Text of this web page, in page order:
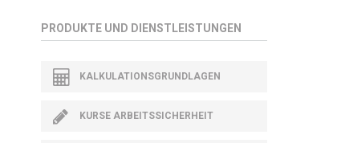
PRODUKTE UND DIENSTLEISTUNGEN
KALKULATIONSGRUNDLAGEN
KURSE ARBEITSSICHERHEIT